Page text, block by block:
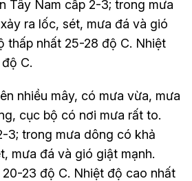
Tây Nam cấp 2-3; trong mưa
ra lốc, sét, mưa đá và gió
thấp nhất 25-28 độ C. Nhiệt
C.
nhiều mây, có mưa vừa, mưa
cục bộ có nơi mưa rất to.
3; trong mưa dông có khả
mưa đá và gió giật mạnh.
23 độ C. Nhiệt độ cao nhất